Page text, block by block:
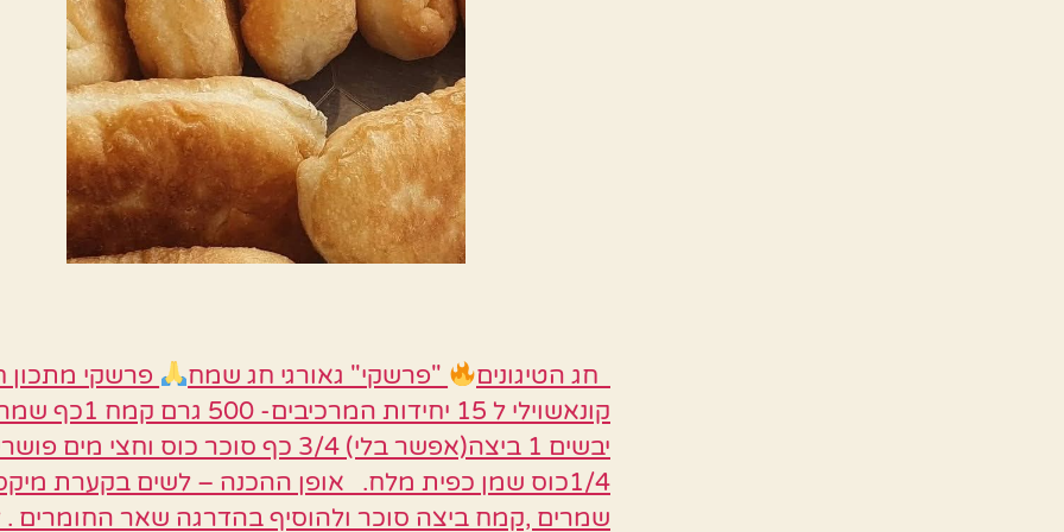
חג הטיגונים "פרשקי" גאורגי חג שמח
פרשקי מתכון
קונאשוילי ל 15 יחידות המרכיבים- 500
יבשים 1 ביצה(אפשר בלי) 3/4 כף סוכר כוס וחצי מים
1/4כוס שמן כפית מלח. אופן ההכנה – לשים בקערת
שמרים ,קמח ביצה סוכר ולהוסיף בהדרגה שאר החומרים .